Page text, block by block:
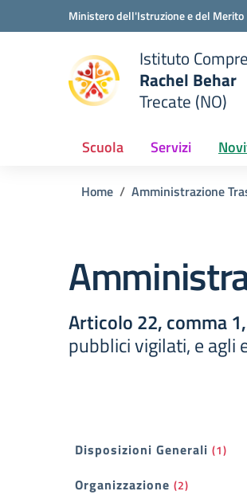
Vai ai contenuti
Vai al menu di navigazioneMinistero dell'Istruzione e del Merito
scuola
Istituto
Rachel Behar
Trecate (NO)
Scuola Servizi
Home Amministrazione
Articolo 22, comma
pubblici vigilati, e
Filtri
Disposizioni Generali (1)
Organizzazione (2)